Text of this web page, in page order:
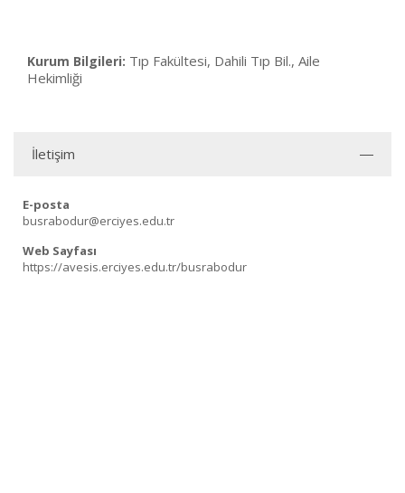
Kurum Bilgileri: Tıp Fakültesi, Dahili Tıp Bil., Aile
Hekimliği
İletişim
E-posta
busrabodur@erciyes.edu.tr
Web Sayfası
https://avesis.erciyes.edu.tr/busrabodur